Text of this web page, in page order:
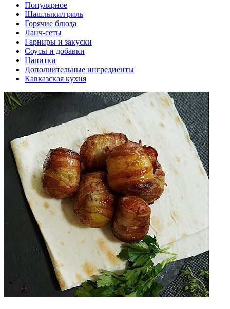
Популярное
Шашлыки/гриль
Горячие блюда
Ланч-сеты
Гарниры и закуски
Соусы и добавки
Напитки
Дополнительные ингредиенты
Кавказская кухня